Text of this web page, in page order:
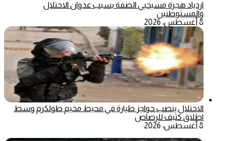
ازدياد هجرة مسيحيي الضفة بسبب عدوان الاحتلال
والمستوطنين
8 أغسطس، 2026
الاحتلال ينصب حواجز طيارة في محيط مخيم طولكرم وسط
اطلاق كثيف للرصاص
8 أغسطس، 2026